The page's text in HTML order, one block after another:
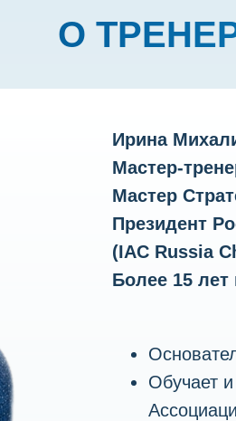
О
Ирина
Мастер-
Мастер
Президент
(IAC Russia
Более 15 лет
Обучает